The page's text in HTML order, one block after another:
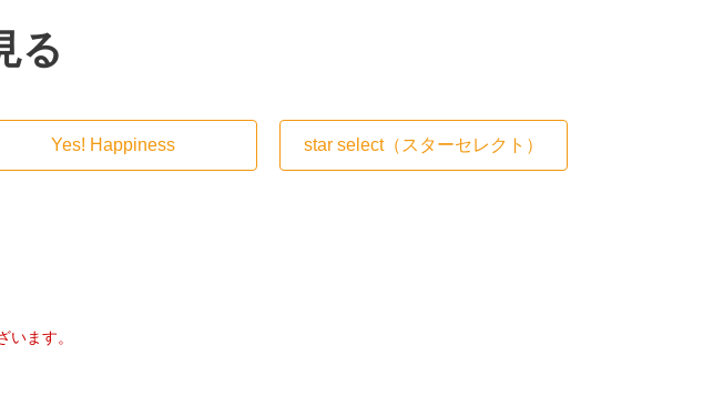
る
Yes! Happiness star select（スターセレクト）
います。